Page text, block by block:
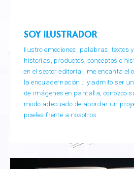
SOY ILUSTRADOR
Ilustro emociones, palabras, textos
historias, productos, conceptos e
en el sector editorial, me encanta el
la encuadernación… y admito ser
de imágenes en pantalla, conozco
modo adecuado de abordar un
pixeles frente a nosotros.